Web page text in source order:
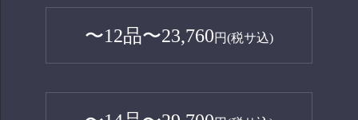
〜12品〜23,760円(税サ込)